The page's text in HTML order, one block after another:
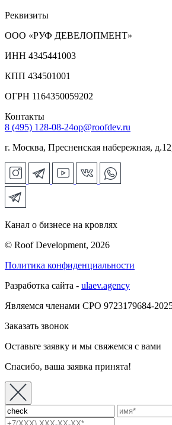
Реквизиты
ООО «РУФ ДЕВЕЛОПМЕНТ»
ИНН 4345441003
КПП 434501001
ОГРН 1164350059202
Контакты
8 (495) 128-08-24op@roofdev.ru
г. Москва, Пресненская набережная,
Канал о бизнесе на кровлях
© Roof Development, 2026
Политика конфиденциальности
Разработка сайта - ulaev.agency
Являемся членами СРО 9723179684-
Заказать звонок
Оставьте заявку и мы свяжемся с вами
Спасибо, ваша заявка принята!